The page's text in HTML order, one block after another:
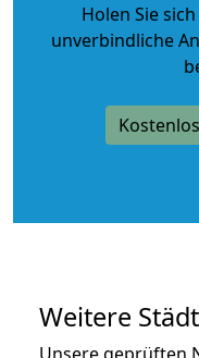
Holen Sie
unverbindliche
Weitere
Unsere geprüften